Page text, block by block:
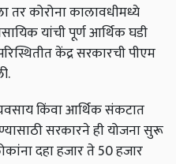
कोरोना कालावधीमध्ये
यांची पूर्ण आर्थिक घडी
केंद्र सरकारची पीएम
किंवा आर्थिक संकटात
सरकारने ही योजना सुरू
दहा हजार ते 50 हजार